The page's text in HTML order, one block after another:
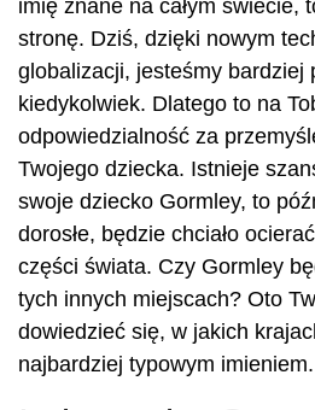
imię znane na całym świecie,
stronę. Dziś, dzięki nowym
globalizacji, jesteśmy bardziej
kiedykolwiek. Dlatego to na
odpowiedzialność za
Twojego dziecka. Istnieje
swoje dziecko Gormley, to
dorosłe, będzie chciało
części świata. Czy Gormley
tych innych miejscach? Oto
dowiedzieć się, w jakich
najbardziej typowym imieniem.